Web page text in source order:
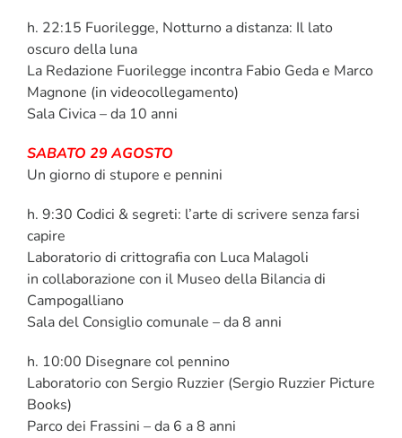
h. 22:15 Fuorilegge, Notturno a distanza: Il lato
oscuro della luna
La Redazione Fuorilegge incontra Fabio Geda e Marco
Magnone (in videocollegamento)
Sala Civica – da 10 anni
SABATO 29 AGOSTO
Un giorno di stupore e pennini
h. 9:30 Codici & segreti: l’arte di scrivere senza farsi
capire
Laboratorio di crittografia con Luca Malagoli
in collaborazione con il Museo della Bilancia di
Campogalliano
Sala del Consiglio comunale – da 8 anni
h. 10:00 Disegnare col pennino
Laboratorio con Sergio Ruzzier (Sergio Ruzzier Picture
Books)
Parco dei Frassini – da 6 a 8 anni